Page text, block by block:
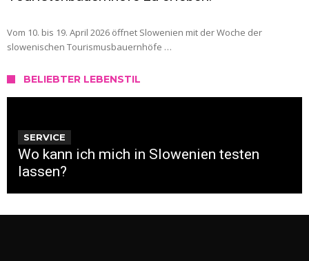
Vom 10. bis 19. April 2026 öffnet Slowenien mit der Woche der
slowenischen Tourismusbauernhöfe …
BELIEBTER LEBENSTIL
SERVICE
Wo kann ich mich in Slowenien testen
lassen?